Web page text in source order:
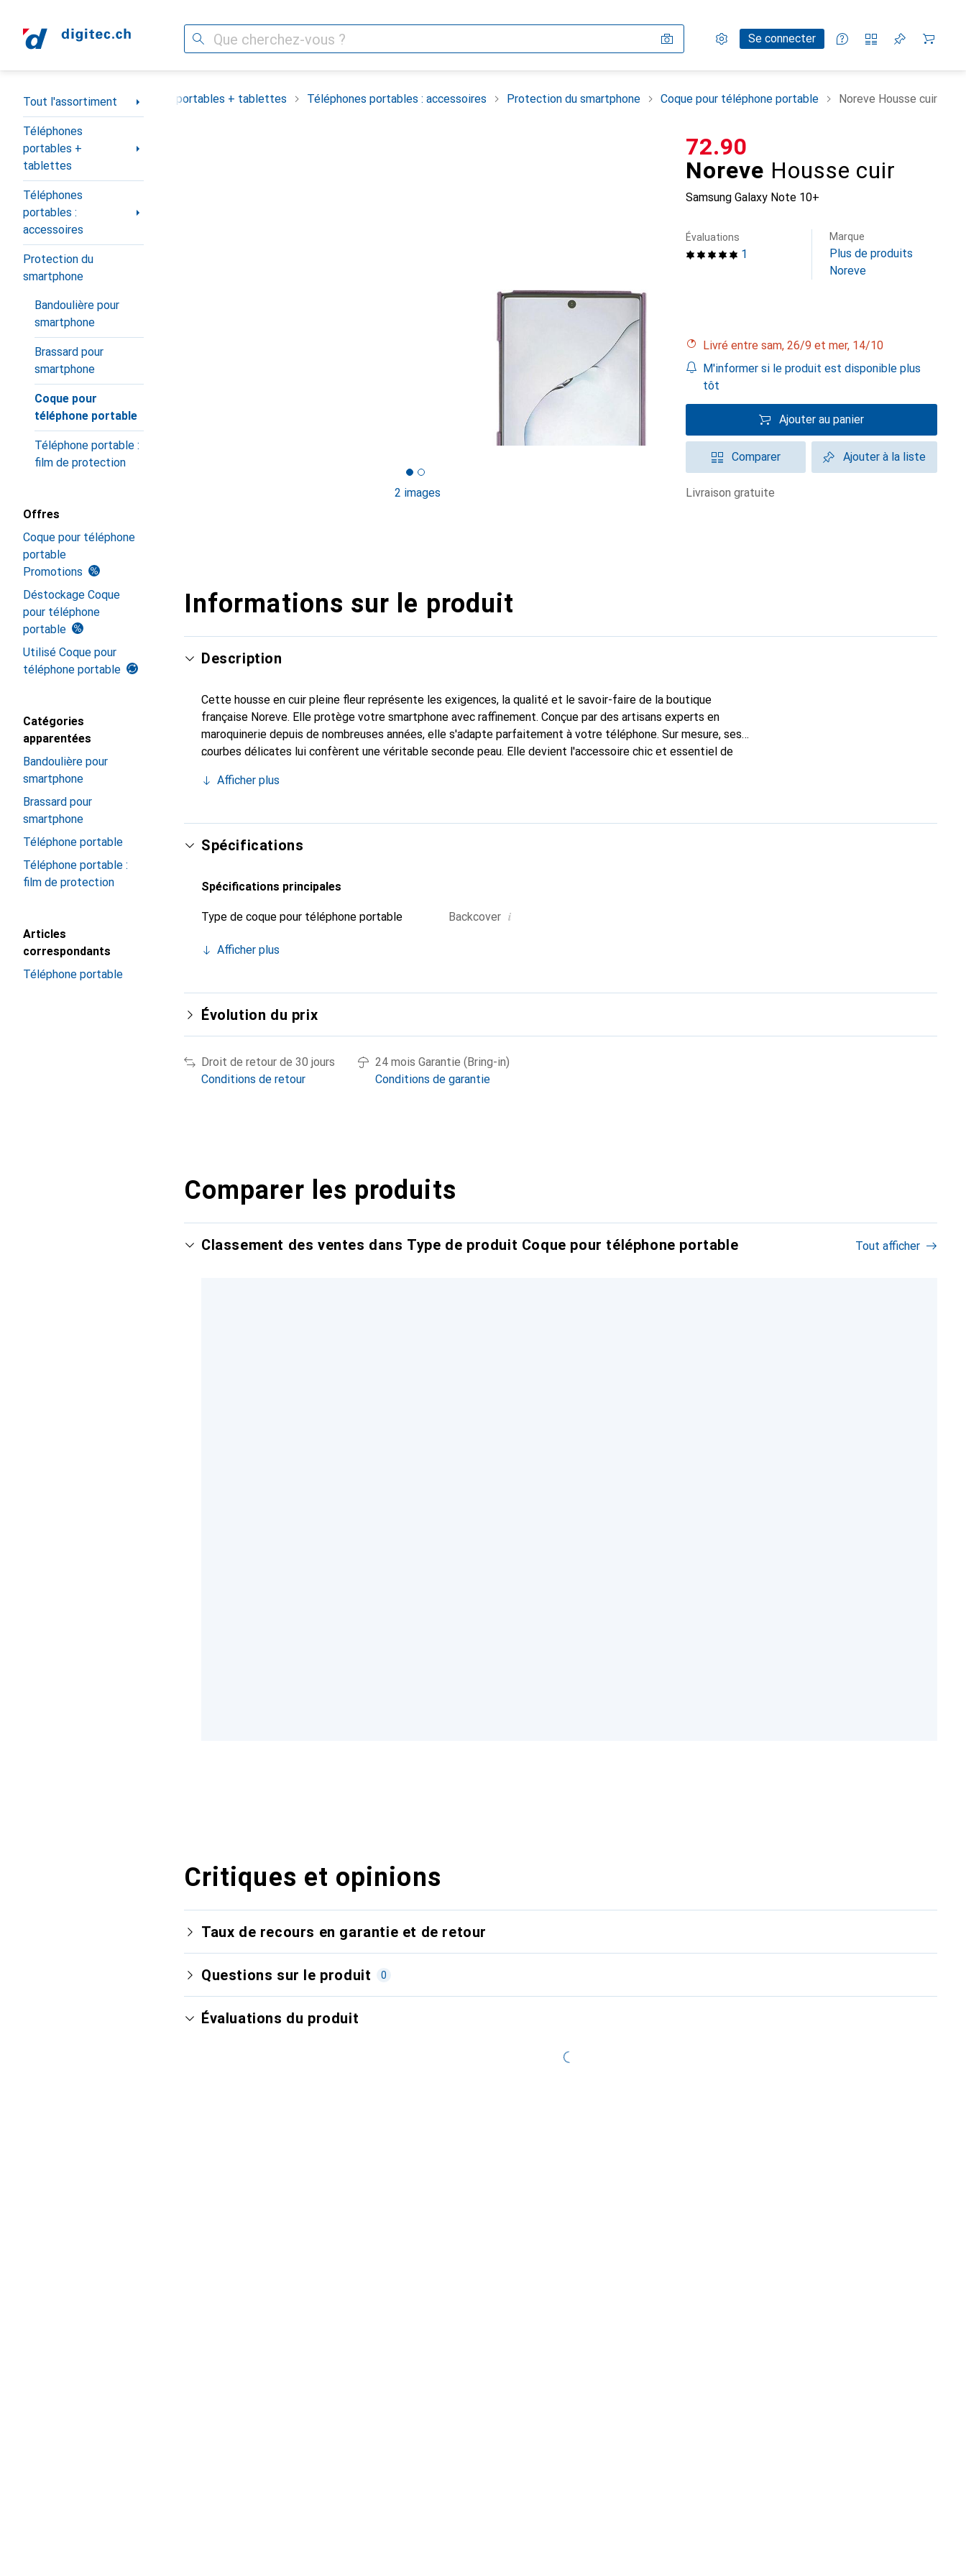
Recherche Paramètres
Compte clientSe connecter
Listes de comparaison
Listes d'envies
Panier
Navigation par catégorie
Tout l'assortiment
Téléphones
portables +
tablettes
Téléphones
portables :
accessoires
Protection du
smartphone
Bandoulière pour
smartphone
Brassard pour
smartphone
Coque pour
téléphone portable
Téléphone portable :
film de protection
Offres
Coque pour téléphone
portable
Promotions
Déstockage Coque
pour téléphone
portable
Utilisé Coque pour
téléphone portable
Catégories
apparentées
Bandoulière pour
smartphone
Brassard pour
smartphone
Téléphone portable
Téléphone portable :
film de protection
Articles
correspondants
Téléphone portable
Tout l'assortiment Téléphones portables + tablettes Téléphones portables : accessoires Protection du smartphone Coque pour téléphone portable Noreve Housse cuir
2 images
Noreve Housse cuir
Samsung Galaxy Note 10+
CHF
72.90
1
Évaluations Marque
Plus de produits
Noreve
Livré entre sam, 26/9 et mer, 14/10
M'informer si le produit est disponible plus
tôt
Ajouter au panier
Comparer Ajouter à la liste
livraison gratuite
Informations sur le produit
Description
Cette housse en cuir pleine fleur représente les exigences, la qualité et le savoir-faire de la boutique
française Noreve. Elle protège votre smartphone avec raffinement. Conçue par des artisans experts en
maroquinerie depuis de nombreuses années, elle s'adapte parfaitement à votre téléphone. Sur mesure, ses
courbes délicates lui confèrent une véritable seconde peau. Elle devient l'accessoire chic et essentiel de
un choix sûr pour une clientèle exigeante.
Afficher plus
Spécifications
Spécifications principales
Type de coque pour téléphone portable Backcover i
Afficher plus
Évolution du prix
Droit de retour de 30 jours
Conditions de retour
24 mois Garantie (Bring-in)
Conditions de garantie
Comparer les produits
Classement des ventes dans Type de produit Coque pour téléphone portable Tout afficher
Critiques et opinions
Taux de recours en garantie et de retour
Questions sur le produit 0
Évaluations du produit